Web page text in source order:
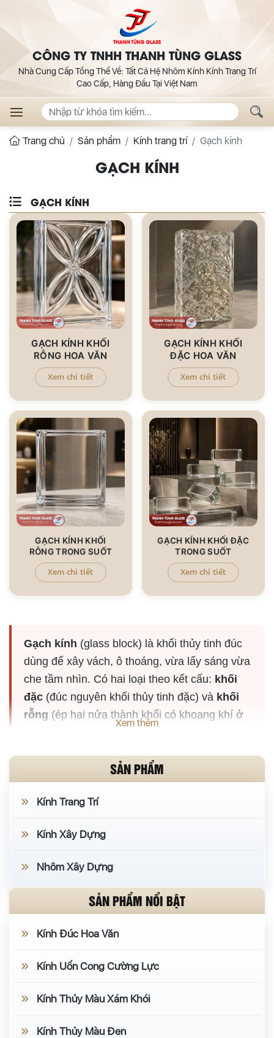
CÔNG TY TNHH THANH TÙNG GLASS
Nhà Cung Cấp Tổng Thể Về: Tất Cả Hệ Nhôm Kính Kính Trang Trí
Cao Cấp, Hàng Đầu Tại Việt Nam
Trang chủ Sản phẩm Kính trang trí Gạch kính
GẠCH KÍNH
GẠCH KÍNH
GẠCH KÍNH KHỐI
RỖNG HOA VĂN
Xem chi tiết
GẠCH KÍNH KHỐI
ĐẶC HOA VĂN
Xem chi tiết
GẠCH KÍNH KHỐI
RỖNG TRONG SUỐT
Xem chi tiết
GẠCH KÍNH KHỐI ĐẶC
TRONG SUỐT
Xem chi tiết
Gạch kính (glass block) là khối thủy tinh đúc
dùng để xây vách, ô thoáng, vừa lấy sáng vừa
che tầm nhìn. Có hai loại theo kết cấu: khối
đặc (đúc nguyên khối thủy tinh đặc) và khối
rỗng (ép hai nửa thành khối có khoang khí ở
Phân loại gạch kính
Khối đặc: khối đặc trong suốt
Đặc vs rỗng khác nhau thế nào?
Khối rỗng:nhẹ hơn, có khoang khí nên cách âm
Cả hai đều lấy sáng, chống cháy và tăng riêng
Xem thêm
SẢN PHẨM
Kính Trang Trí
Kính Xây Dựng
Nhôm Xây Dựng
SẢN PHẨM NỔI BẬT
Kính Đúc Hoa Văn
Kính Uốn Cong Cường Lực
Kính Thủy Màu Xám Khói
Kính Thủy Màu Đen